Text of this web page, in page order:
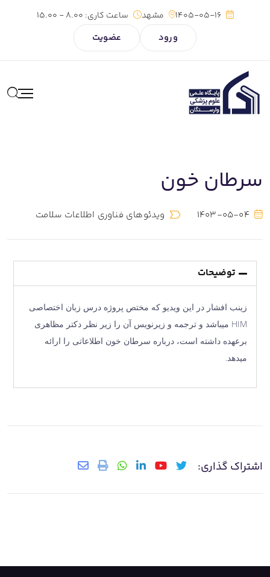
1405-05-16 مشهد ساعت کاری:
ورود عضویت
سرطان خون
1403-05-04 ویدئوهای فناوری اطلاعات سلامت
توضیحات
زینب افشار در این ویدیو که مختص پروژه درس زبان اختصاصی
HIM میباشد و ترجمه و زیرنویس آن را زیر نظر دکتر مظاهری
برعهده داشته است، درباره سرطان خون اطلاعاتی را ارائه
میدهد.
اشتراک گذاری: